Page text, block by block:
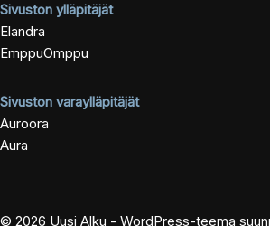
Sivuston ylläpitäjät
Elandra
EmppuOmppu
Sivuston varaylläpitäjät
Auroora
Aura
© 2026 Uusi Alku - WordPress-teema